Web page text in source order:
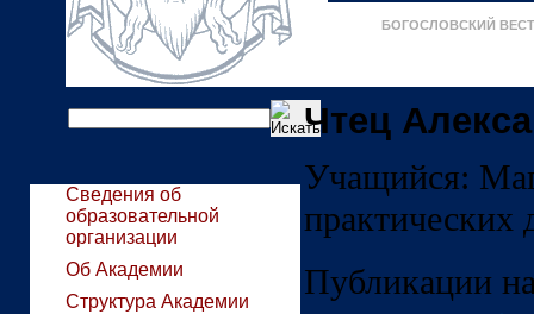
БОГОСЛОВСКИЙ
Сведения об
образовательной
организации
Об Академии
Структура Академии
Чтец
Учащийся:
практических
Публикации